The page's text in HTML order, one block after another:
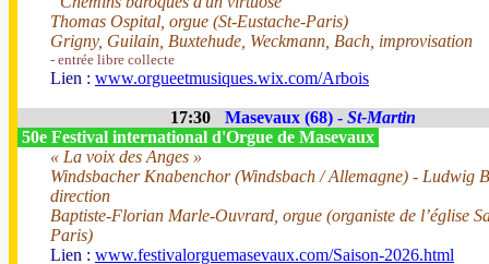
Thomas Ospital, orgue (St-Eustache-Paris)
Grigny, Guilain, Buxtehude, Weckmann, Bach, improvisation
- entrée libre collecte
Lien : www.orgueetmusiques.wix.com/Arbois
17:30 Masevaux (68) - St-Martin
50e Festival international d'Orgue de Masevaux
« La voix des Anges »
Windsbacher Knabenchor (Windsbach / Allemagne) - Ludwig
direction
Baptiste-Florian Marle-Ouvrard, orgue (organiste de l’église
Paris)
Lien : www.festivalorguemasevaux.com/Saison-2026.html